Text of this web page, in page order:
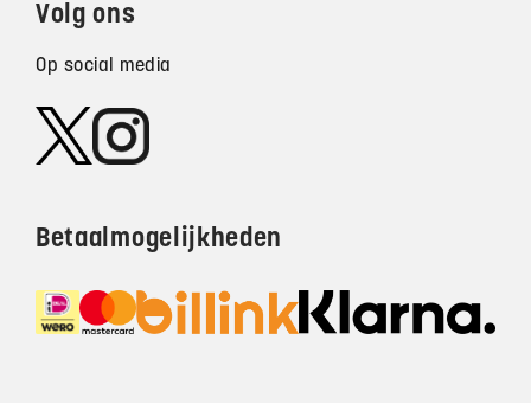
Volg ons
Op social media
Betaalmogelijkheden